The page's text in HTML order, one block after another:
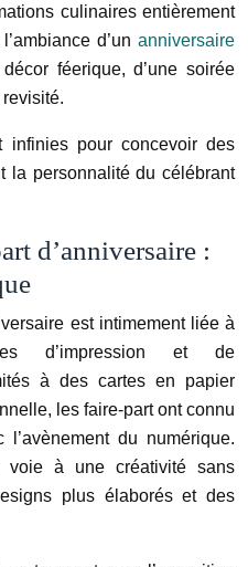
culinaires entièrement
d’un anniversaire
décor féerique, d’une soirée
infinies pour concevoir des
la personnalité du célébrant
d’anniversaire :
est intimement liée à
d’impression et de
à des cartes en papier
les faire-part ont connu
du numérique.
à une créativité sans
plus élaborés et des